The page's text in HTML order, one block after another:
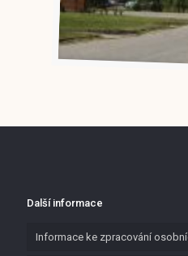
Další informace
Informace ke zpracování